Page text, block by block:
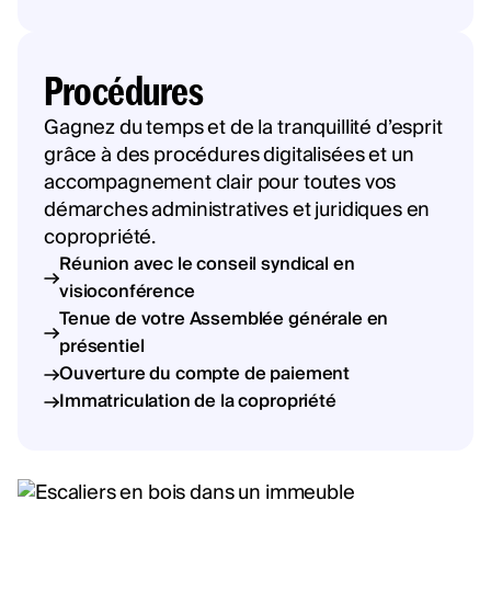
Procédures
Gagnez du temps et de la tranquillité d’esprit
grâce à des procédures digitalisées et un
accompagnement clair pour toutes vos
démarches administratives et juridiques en
copropriété.
Réunion avec le conseil syndical en
visioconférence
Tenue de votre Assemblée générale en
présentiel
Ouverture du compte de paiement
Immatriculation de la copropriété